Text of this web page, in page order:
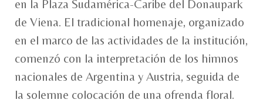
en la Plaza Sudamérica-Caribe del Donaupark
de Viena. El tradicional homenaje, organizado
en el marco de las actividades de la institución,
comenzó con la interpretación de los himnos
nacionales de Argentina y Austria, seguida de
la solemne colocación de una ofrenda floral.